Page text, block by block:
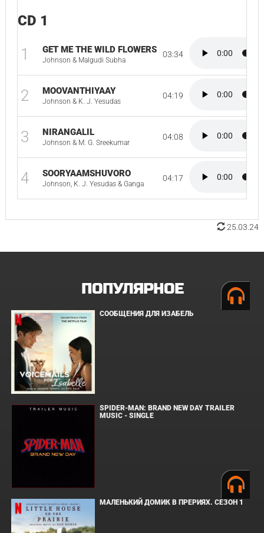
CD 1
1 GET ME THE WILD FLOWERS
Johnson & Malgudi Subha
03:34
2 MOOVANTHIYAAY
Johnson & K. J. Yesudas
04:19
3 NIRANGALIL
Johnson & M. G. Sreekumar
04:08
4 SOORYAAMSHUVORO
Johnson, K. J. Yesudas & Ganga
04:17
25.03.24
ПОПУЛЯРНОЕ
СООБЩЕНИЯ ДЛЯ ИЗАБЕЛЬ
SPIDER-MAN: BRAND NEW DAY TRAILER
MUSIC - SINGLE
МАЛЕНЬКИЙ ДОМИК В ПРЕРИЯХ. СЕЗОН 1